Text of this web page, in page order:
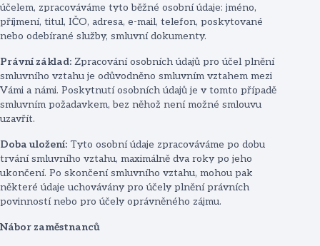
účelem, zpracováváme tyto běžné osobní údaje: jméno,
příjmení, titul, IČO, adresa, e-mail, telefon, poskytované
nebo odebírané služby, smluvní dokumenty.
Právní základ: Zpracování osobních údajů pro účel plnění
smluvního vztahu je odůvodněno smluvním vztahem mezi
Vámi a námi. Poskytnutí osobních údajů je v tomto případě
smluvním požadavkem, bez něhož není možné smlouvu
uzavřít.
Doba uložení: Tyto osobní údaje zpracováváme po dobu
trvání smluvního vztahu, maximálně dva roky po jeho
ukončení. Po skončení smluvního vztahu, mohou pak
některé údaje uchovávány pro účely plnění právních
povinností nebo pro účely oprávněného zájmu.
Nábor zaměstnanců